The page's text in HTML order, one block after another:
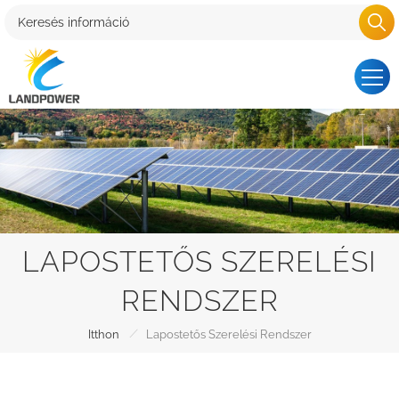
LAPOSTETŐS SZERELÉSI
RENDSZER
Itthon / Lapostetős Szerelési Rendszer